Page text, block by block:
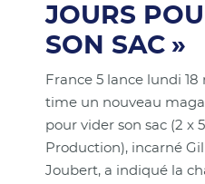
JOURS
SON SAC »
France 5 lance lundi
time un nouveau
pour vider son sac (2 x
Production), incarné
Joubert, a indiqué la